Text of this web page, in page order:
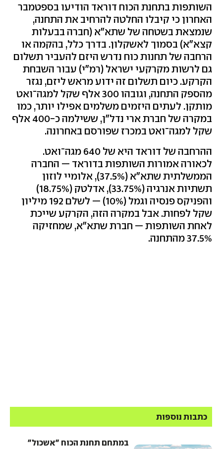
השותפות בתחנת הכוח דוראד הודיעו בספטמבר
האחרון כי קיבלו החלטה להרחיב את התחנה,
שנמצאת בשטחה של שתא"א (חברה בבעלות
קצא"א) בסמוך לאשקלון. בדרך כלל, בהקמה או
הרחבה של תחנות כוח נדרש היזם להעביר תשלום
גם לרשות מקרקעי ישראל (רמ"י) עבור השבחת
הקרקע. כיום תשלום זה ידוע מראש ליזם, נגזר
מהספק התחנה, וגובהו 300 אלף שקל למגה־ואט
מותקן. לעתים היזמים משלמים אפילו יותר, כמו
במקרה של חברת ארי נדל"ן, ששילמה כ-400 אלף
שקל למגה־ואט במכרז שפורסם באחרונה.
ההרחבה של דוראד היא של 640 מגה־ואט.
לכאורה אמורות השותפות בדוראד — החברה
הממשלתית שתא"א (37.5%), אלומיי לוזון
תשתיות אנרגיה (33.75%), אדלטק (18.75%)
והפניקס פנסיה וגמל (10%) — לשלם 192 מיליון
שקל לפחות. אבל במקרה הזה, הקרקע שייכת
לאחת השותפות — חברת שתא"א, שמחזיקה
37.5% מהתחנה.
כתבות נוספות
במתחם תחנת הכוח "אשכול"